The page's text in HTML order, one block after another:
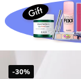
-30%